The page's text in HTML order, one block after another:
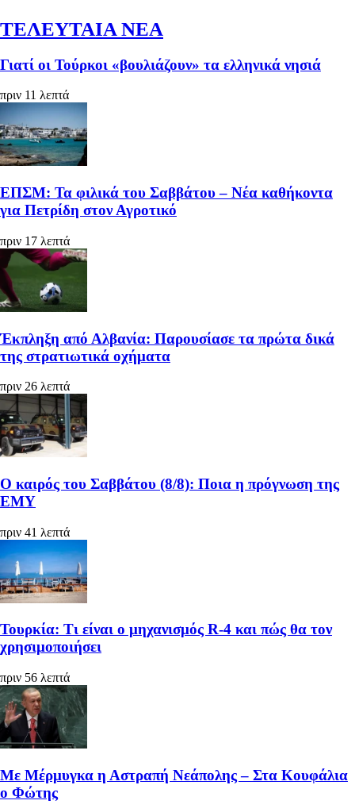
ΤΕΛΕΥΤΑΙΑ ΝΕΑ
Γιατί οι Τούρκοι «βουλιάζουν» τα ελληνικά νησιά
πριν 11 λεπτά
ΕΠΣΜ: Τα φιλικά του Σαββάτου – Νέα καθήκοντα
για Πετρίδη στον Αγροτικό
πριν 17 λεπτά
Έκπληξη από Αλβανία: Παρουσίασε τα πρώτα δικά
της στρατιωτικά οχήματα
πριν 26 λεπτά
Ο καιρός του Σαββάτου (8/8): Ποια η πρόγνωση της
ΕΜΥ
πριν 41 λεπτά
Τουρκία: Τι είναι ο μηχανισμός R-4 και πώς θα τον
χρησιμοποιήσει
πριν 56 λεπτά
Με Μέρμυγκα η Αστραπή Νεάπολης – Στα Κουφάλια
ο Φώτης